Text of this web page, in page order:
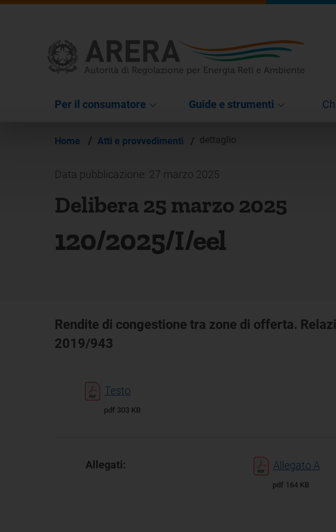
Per il consumatore Guide e strumenti
Home / Atti e provvedimenti / dettaglio
Data pubblicazione: 27 marzo 2025
Delibera 25 marzo 2025
120/2025/I/eel
Rendite di congestione tra zone di offerta.
2019/943
Testo
pdf 303 KB
Allegati: Allegato A
pdf 164 KB